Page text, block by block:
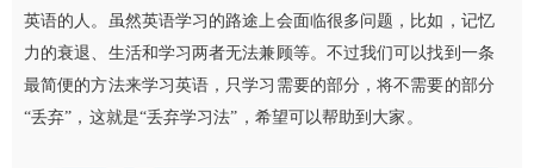
英语的人。虽然英语学习的路途上会面临很多问题，比如，记忆
力的衰退、生活和学习两者无法兼顾等。不过我们可以找到一条
最简便的方法来学习英语，只学习需要的部分，将不需要的部分
“丢弃”，这就是“丢弃学习法”，希望可以帮助到大家。